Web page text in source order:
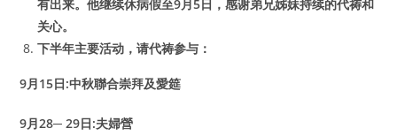
有出来。他继续休病假至9月5日，感谢弟兄姊妹持续的代祷和
关心。
下半年主要活动，请代祷参与：
9月15日:中秋聯合崇拜及愛筵
9月28─ 29日:夫婦營